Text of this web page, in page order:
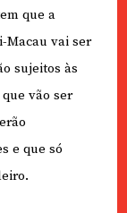
que a
vai ser
sujeitos às
vão ser
e que só